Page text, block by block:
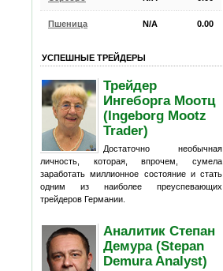
Пшеница N/A 0.00
УСПЕШНЫЕ ТРЕЙДЕРЫ
Трейдер
Ингеборга Моотц
(Ingeborg Mootz
Trader)
Достаточно необычная
личность, которая, впрочем, сумела
заработать миллионное состояние и стать
одним из наиболее преуспевающих
трейдеров Германии.
Аналитик Степан
Демура (Stepan
Demura Analyst)